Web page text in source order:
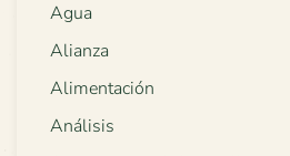
Agua
Alianza
Alimentación
Análisis